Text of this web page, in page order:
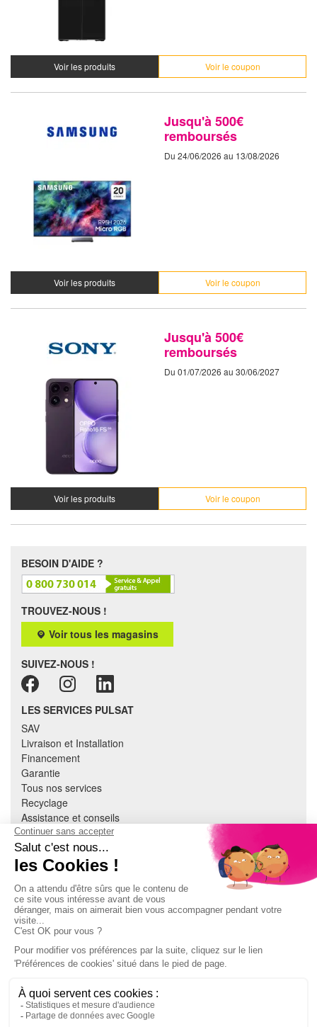
Voir les produits Voir le coupon
Jusqu'à 500€
remboursés
Du 24/06/2026 au 13/08/2026
Voir les produits Voir le coupon
Jusqu'à 500€
remboursés
Du 01/07/2026 au 30/06/2027
Voir les produits Voir le coupon
BESOIN D'AIDE ?
TROUVEZ-NOUS !
Voir tous les magasins
SUIVEZ-NOUS !
LES SERVICES PULSAT
SAV
Livraison et Installation
Financement
Garantie
Tous nos services
Recyclage
Assistance et conseils
Cuisine équipée
Literie
Nous contacter
À PROPOS
CGV
Mentions légales
Données personnelles
Devenir adhérent
EN SAVOIR PLUS
Indice de réparabilité
Accès extranet Pulsat